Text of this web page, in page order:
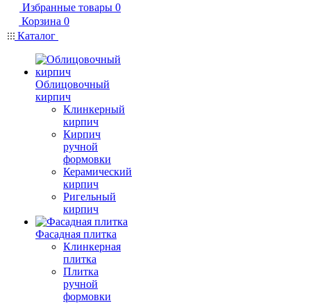
Избранные товары 0
Корзина 0
Каталог
Облицовочный
кирпич
Клинкерный
кирпич
Кирпич
ручной
формовки
Керамический
кирпич
Ригельный
кирпич
Фасадная плитка
Клинкерная
плитка
Плитка
ручной
формовки